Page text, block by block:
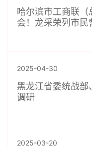
哈尔滨市工商联
会！龙采荣列市民
2025-04-30
黑龙江省委统战
调研
2025-03-20